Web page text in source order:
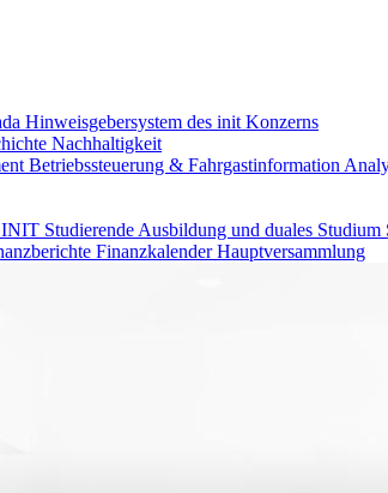
Hinweisgebersystem des init Konzerns
Nachhaltigkeit
Betriebssteuerung & Fahrgastinformation
INIT Studierende Ausbildung und duales Studium
FinanzkalenderHauptversammlung